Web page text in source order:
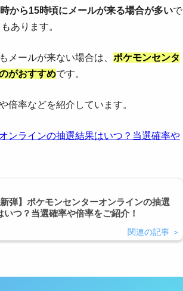
から15時頃にメールが来る場合が多いで
あります。
メールが来ない場合は、 ポケモンセンタ
がおすすめです。
倍率などを紹介しています。
ンラインの抽選結果はいつ？当選確率や
新弾】ポケモンセンターオンラインの抽選
いつ？当選確率や倍率をご紹介！